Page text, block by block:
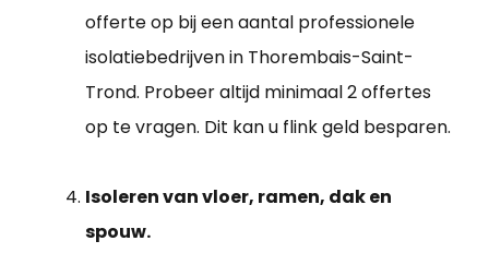
offerte op bij een aantal professionele
isolatiebedrijven in Thorembais-Saint-
Trond. Probeer altijd minimaal 2 offertes
op te vragen. Dit kan u flink geld besparen.
Isoleren van vloer, ramen, dak en
spouw.